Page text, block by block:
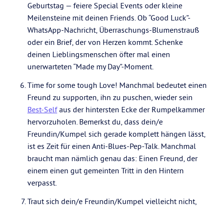
Geburtstag — feiere Special Events oder kleine
Meilensteine mit deinen Friends. Ob “Good Luck”-
WhatsApp-Nachricht, Überraschungs-Blumenstrauß
oder ein Brief, der von Herzen kommt. Schenke
deinen Lieblingsmenschen öfter mal einen
unerwarteten “Made my Day”-Moment.
Time for some tough Love! Manchmal bedeutet einen
Freund zu supporten, ihn zu puschen, wieder sein
Best-Selfaus der hintersten Ecke der Rumpelkammer
hervorzuholen. Bemerkst du, dass dein/e
Freundin/Kumpel sich gerade komplett hängen lässt,
ist es Zeit für einen Anti-Blues-Pep-Talk. Manchmal
braucht man nämlich genau das: Einen Freund, der
einem einen gut gemeinten Tritt in den Hintern
verpasst.
Traut sich dein/e Freundin/Kumpel vielleicht nicht,